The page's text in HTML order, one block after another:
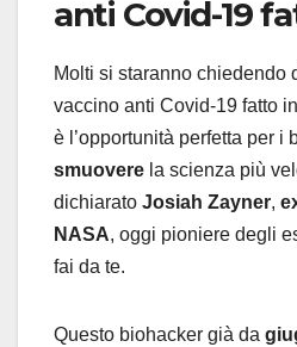
anti Covid-19
Molti si staranno chiedendo
vaccino anti Covid-19 fatto
è l’opportunità perfetta per i
smuovere la scienza più
dichiarato Josiah Zayner,
NASA, oggi pioniere degli
fai da te.
Questo biohacker già da